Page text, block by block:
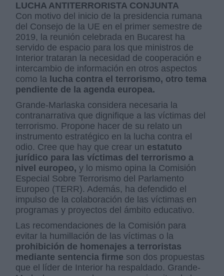
LUCHA ANTITERRORISTA CONJUNTA
Con motivo del inicio de la presidencia rumana
del Consejo de la UE en el primer semestre de
2019, la reunión celebrada en Bucarest ha
servido de espacio para los que ministros de
Interior trataran la necesidad de cooperación e
intercambio de información en otros aspectos
como la lucha contra el terrorismo, otro tema
pendiente de la agenda europea.
Grande-Marlaska considera necesaria la
contranarrativa que dignifique a las víctimas del
terrorismo. Propone hacer de su relato un
instrumento estratégico en la lucha contra el
odio. Cree que hay que crear un estatuto
jurídico para las víctimas del terrorismo a
nivel europeo, y lo mismo opina la Comisión
Especial Sobre Terrorismo del Parlamento
Europeo (TERR). Además, ha defendido el
impulso de la colaboración de las víctimas en
programas y proyectos del ámbito educativo.
Las recomendaciones de la Comisión para
evitar la humillación de las víctimas o la
prohibición de homenajes a terroristas
mediante sentencia firme son dos propuestas
que el líder de Interior ha respaldado. Grande-